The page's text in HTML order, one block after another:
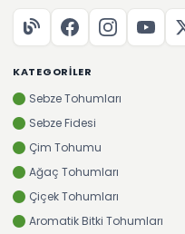
KATEGORILER
Sebze Tohumları
Sebze Fidesi
Çim Tohumu
Ağaç Tohumları
Çiçek Tohumları
Aromatik Bitki Tohumları